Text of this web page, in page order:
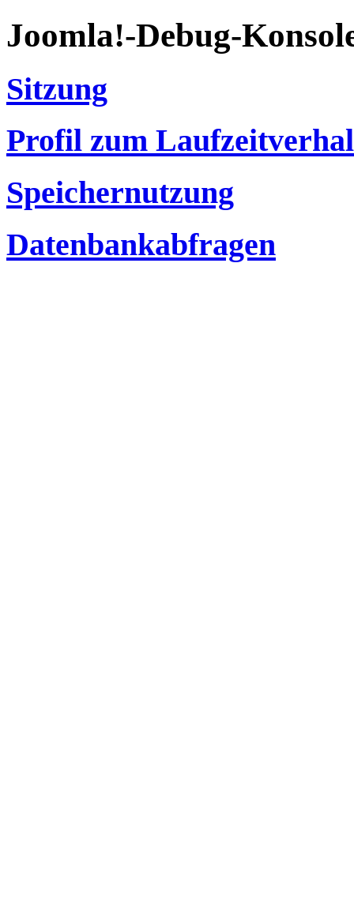
Joomla!-Debug-
Sitzung
Profil zum
Speichernutzung
Datenbankabfragen